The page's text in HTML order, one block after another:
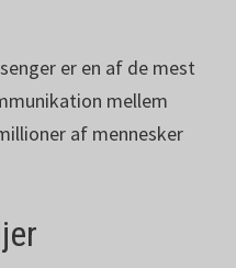
er en af de mest
mellem
af mennesker